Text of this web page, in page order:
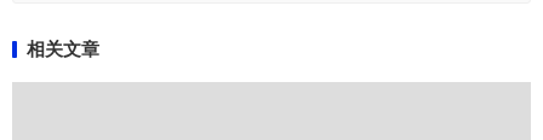
相关文章